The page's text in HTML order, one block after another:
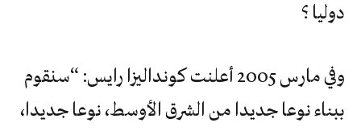
دوليا ؟
وفي مارس 2005 أعلنت كونداليزا رايس: “سنقوم
ببناء نوعا جديدا من الشرق الأوسط، نوعا جديدا،